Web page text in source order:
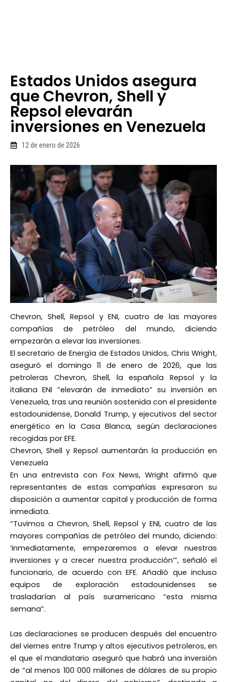
Estados Unidos asegura
que Chevron, Shell y
Repsol elevarán
inversiones en Venezuela
12 de enero de 2026
Chevron, Shell, Repsol y ENI, cuatro de las mayores
compañías de petróleo del mundo, diciendo
empezarán a elevar las inversiones.
El secretario de Energía de Estados Unidos, Chris Wright,
aseguró el domingo 11 de enero de 2026, que las
petroleras Chevron, Shell, la española Repsol y la
italiana ENI “elevarán de inmediato” su inversión en
Venezuela, tras una reunión sostenida con el presidente
estadounidense, Donald Trump, y ejecutivos del sector
energético en la Casa Blanca, según declaraciones
recogidas por EFE.
Chevron, Shell y Repsol aumentarán la producción en
Venezuela
En una entrevista con Fox News, Wright afirmó que
representantes de estas compañías expresaron su
disposición a aumentar capital y producción de forma
inmediata.
“Tuvimos a Chevron, Shell, Repsol y ENI, cuatro de las
mayores compañías de petróleo del mundo, diciendo:
‘inmediatamente, empezaremos a elevar nuestras
inversiones y a crecer nuestra producción’”, señaló el
funcionario, de acuerdo con EFE. Añadió que incluso
equipos de exploración estadounidenses se
trasladarían al país suramericano “esta misma
semana”.
Las declaraciones se producen después del encuentro
del viernes entre Trump y altos ejecutivos petroleros, en
el que el mandatario aseguró que habrá una inversión
de “al menos 100 000 millones de dólares de su propio